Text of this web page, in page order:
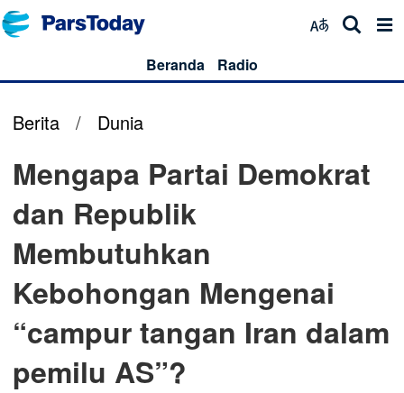
Beranda Radio
Berita / Dunia
Mengapa Partai Demokrat
dan Republik
Membutuhkan
Kebohongan Mengenai
“campur tangan Iran dalam
pemilu AS”?